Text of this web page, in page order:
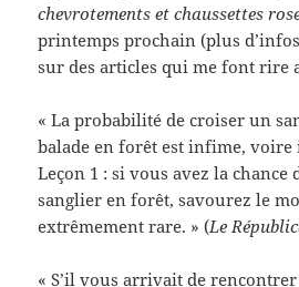
chevrotements et chaussettes
printemps prochain (plus
sur des articles qui me font rire
« La probabilité de croiser un
balade en forêt est infime,
Leçon 1 : si vous avez la chance
sanglier en forêt, savourez le
extrêmement rare. » (Le
« S’il vous arrivait de